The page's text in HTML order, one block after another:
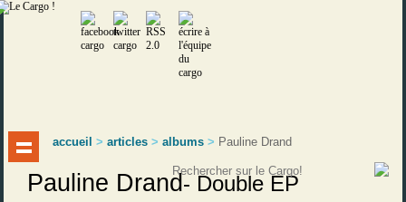
accueil >articles >albums > Pauline Drand
Pauline Drand- Double EP